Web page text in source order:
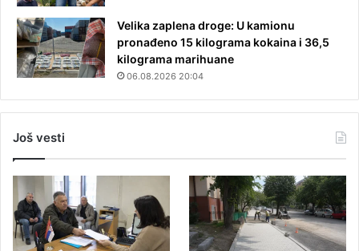
Velika zaplena droge: U kamionu
pronađeno 15 kilograma kokaina i 36,5
kilograma marihuane
06.08.2026 20:04
Još vesti